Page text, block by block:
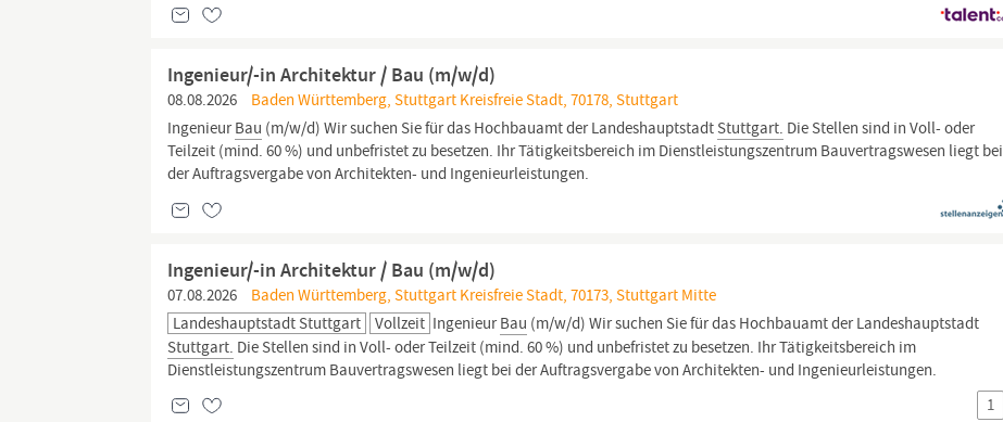
Ingenieur/-in Architektur / Bau (m/w/d)
08.08.2026
Baden Württemberg, Stuttgart Kreisfreie Stadt, 70178, Stuttgart
IngenieurBau (m/w/d) Wir suchen Sie für das Hochbauamt der Landeshauptstadt Stuttgart. Die Stellen sind in Voll- oder
Teilzeit (mind. 60 %) und unbefristet zu besetzen. Ihr Tätigkeitsbereich im Dienstleistungszentrum Bauvertragswesen liegt bei
der Auftragsvergabe von Architekten- und Ingenieurleistungen.
Ingenieur/-in Architektur / Bau (m/w/d)
07.08.2026
Baden Württemberg, Stuttgart Kreisfreie Stadt, 70173, Stuttgart Mitte
Landeshauptstadt Stuttgart
Vollzeit IngenieurBau (m/w/d) Wir suchen Sie für das Hochbauamt der Landeshauptstadt
Stuttgart. Die Stellen sind in Voll- oder Teilzeit (mind. 60 %) und unbefristet zu besetzen. Ihr Tätigkeitsbereich im
Dienstleistungszentrum Bauvertragswesen liegt bei der Auftragsvergabe von Architekten- und Ingenieurleistungen.
1